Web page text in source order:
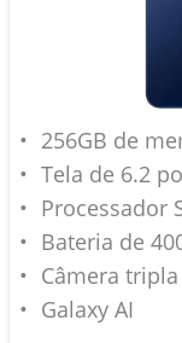
256GB de
Tela de 6.2
Processador
Bateria de
Câmera
Galaxy AI